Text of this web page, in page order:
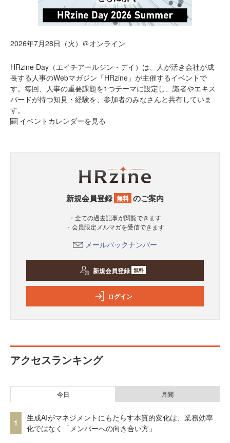
2026年7月28日（火）＠オンライン
HRzine Day（エイチアールジン・デイ）は、人が活き会社が成
長する人事のWebマガジン「HRzine」が主催するイベントで
す。毎回、人事の重要課題を1つテーマに設定し、識者やエキス
パードが持つ知見・経験を、参加者のみなさんと共有していま
す。
イベントカレンダーを見る
新規会員登録 無料 のご案内
・全ての過去記事が閲覧できます
・会員限定メルマガを受信できます
メールバックナンバー
新規会員登録 無料
ログイン
アクセスランキング
今日 月間
1
生成AIがマネジメントにもたらす本質的変化は、業務効率
化ではなく「メンバーへの向き合い方」